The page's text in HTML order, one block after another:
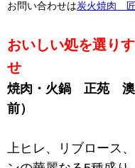
お問い合わせは炭火焼肉
おいしい処を選り
せ
焼肉・火鍋 正苑
前）
上ヒレ、リブロース